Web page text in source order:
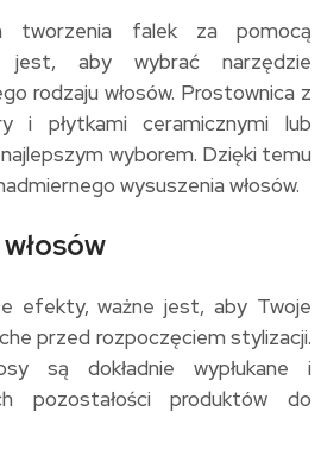
tworzenia falek za pomocą
jest, aby wybrać narzędzie
rodzaju włosów. Prostownica z
i płytkami ceramicznymi lub
wyborem. Dzięki temu
wysuszenia włosów.
efekty, ważne jest, aby Twoje
przed rozpoczęciem stylizacji.
są dokładnie wypłukane i
pozostałości produktów do